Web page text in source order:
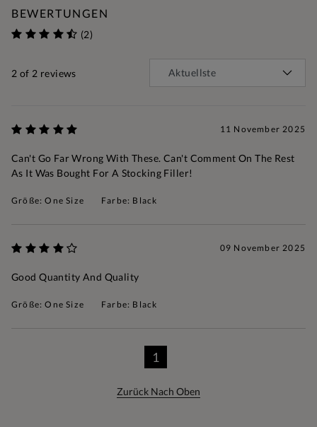
BEWERTUNGEN
(2)
2 of 2 reviews
11 November 2025
Can't Go Far Wrong With These. Can't Comment On The Rest
As It Was Bought For A Stocking Filler!
Größe: One Size Farbe: Black
09 November 2025
Good Quantity And Quality
Größe: One Size Farbe: Black
1
Zurück Nach Oben